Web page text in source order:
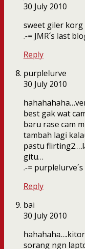
30 July 2010
sweet giler korg
.-= JMR´s last
Reply
purplelurve
30 July 2010
best gak wat
baru rase cam
tambah lagi
pastu
gitu…
.-=
Reply
bai
30 July 2010
sorang ngn